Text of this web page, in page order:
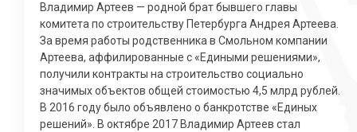
Владимир Артеев — родной брат бывшего главы
комитета по строительству Петербурга Андрея Артеева.
За время работы родственника в Смольном компании
Артеева, аффилированные с «Едиными решениями»,
получили контракты на строительство социально
значимых объектов общей стоимостью 4,5 млрд рублей.
В 2016 году было объявлено о банкротстве «Единых
решений». В октябре 2017 Владимир Артеев стал